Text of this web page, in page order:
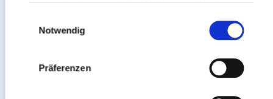
Genauere Informationen finden Sie in unserer
Datenschutzerklärung und den
Da wir Ihre Privatsphäre schätzen, bitten wir Sie
Notwendig
Präferenzen